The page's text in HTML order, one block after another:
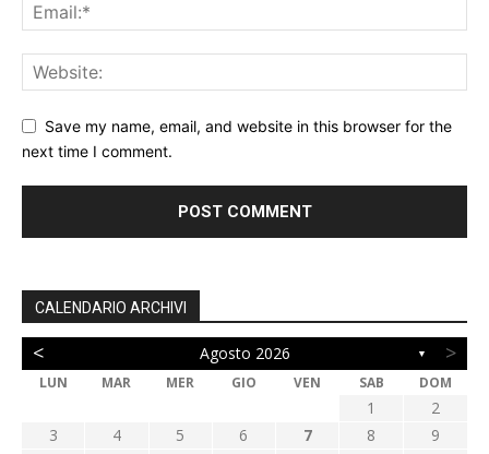
Save my name, email, and website in this browser for the
next time I comment.
CALENDARIO ARCHIVI
< Agosto 2026 ▼ >
LUN MAR MER GIO VEN SAB DOM
1
2
3
4 5 6 7 8
9